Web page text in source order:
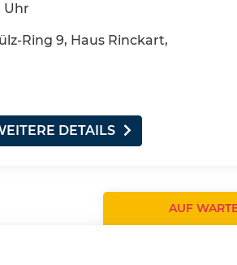
Uhr
Ring 9, Haus Rinckart,
DETAILS
AUF